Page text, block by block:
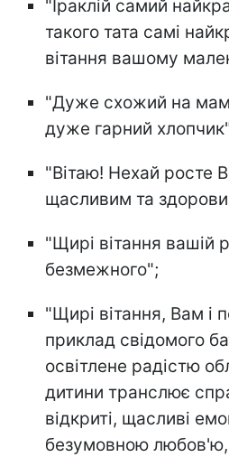
"Іраклій самий
такого тата самі
вітання вашому
"Дуже схожий на
дуже гарний
"Вітаю! Нехай росте
щасливим та
"Щирі вітання вашій
безмежного";
"Щирі вітання, Вам і
приклад свідомого
освітлене радістю
дитини транслює
відкриті, щасливі
безумовною